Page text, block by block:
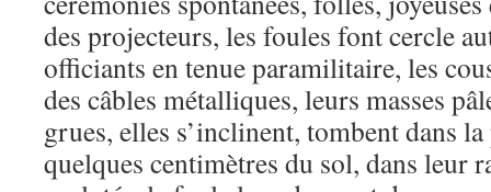
des projecteurs, les foules font cercle
officiants en tenue paramilitaire, les
des câbles métalliques, leurs masses
grues, elles s’inclinent, tombent dans
quelques centimètres du sol, dans leur